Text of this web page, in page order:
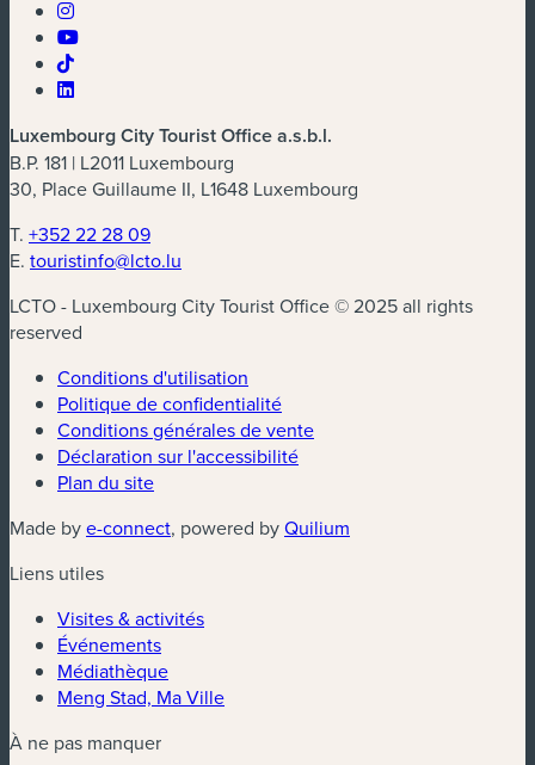
Luxembourg City Tourist Office a.s.b.l.
B.P. 181 | L2011 Luxembourg
30, Place Guillaume II, L1648 Luxembourg
T. +352 22 28 09
E. touristinfo@lcto.lu
LCTO - Luxembourg City Tourist Office © 2025 all rights
reserved
Conditions d'utilisation
Politique de confidentialité
Conditions générales de vente
Déclaration sur l'accessibilité
Plan du site
Made bye-connect(nouvelle fenêtre)
, powered byQuilium
Liens utiles
Visites & activités
Événements
Médiathèque
Meng Stad, Ma Ville
À ne pas manquer